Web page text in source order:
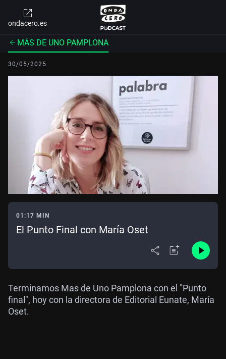
ondacero.es
MÁS DE UNO PAMPLONA
30/05/2025
01:17 MIN
El Punto Final con María Oset
Terminamos Mas de Uno Pamplona con el "Punto
final", hoy con la directora de Editorial Eunate, María
Oset.